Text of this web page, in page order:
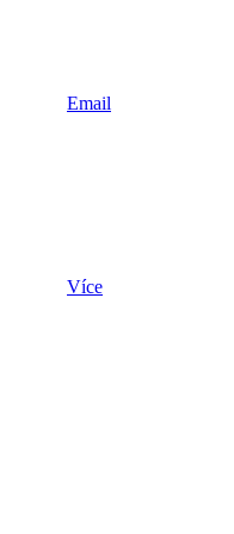
Email
Více